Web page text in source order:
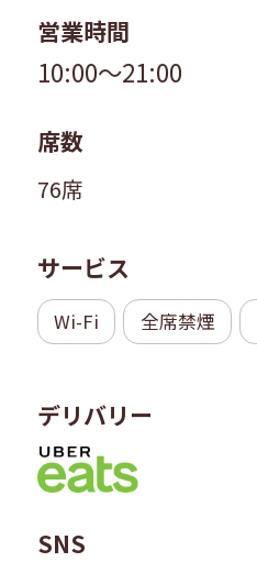
営業時間
10:00～21:00
席数
76席
サービス
Wi-Fi 全席禁煙
デリバリー
SNS